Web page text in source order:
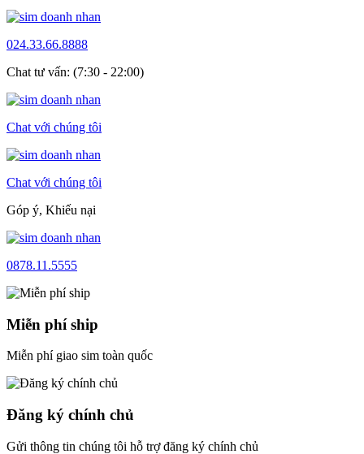
024.33.66.8888
Chat tư vấn: (7:30 - 22:00)
Chat với chúng tôi
Chat với chúng tôi
Góp ý, Khiếu nại
0878.11.5555
Miễn phí ship
Miễn phí giao sim toàn quốc
Đăng ký chính chủ
Gửi thông tin chúng tôi hỗ trợ đăng ký chính chủ